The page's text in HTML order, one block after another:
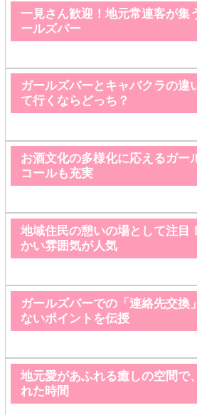
一見さん歓迎！地元常連客が集
ールズバー
ガールズバーとキャバクラの違
て行くならどっち？
お酒文化の多様化に応えるガー
コールも充実
地域住民の憩いの場として注目
かい雰囲気が人気
ガールズバーでの「連絡先交換
ないポイントを伝授
地元愛があふれる癒しの空間で
れた時間